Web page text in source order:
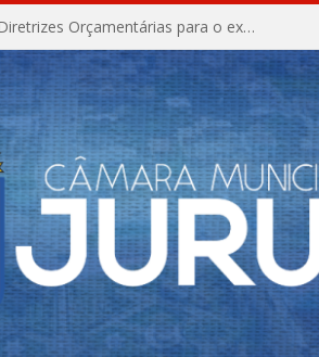
Câmara Municipal aprova Lei de Diretrizes Orçamentárias para o exercício financeiro de 2027